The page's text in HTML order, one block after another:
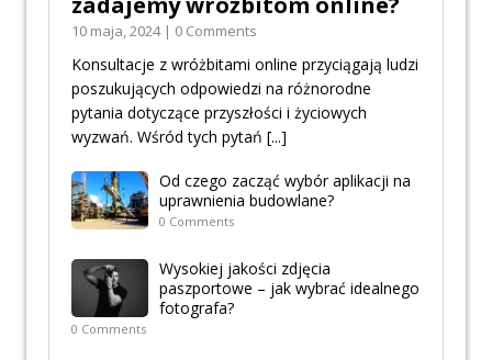
10 maja, 2024 | 0 Comments
Konsultacje z wróżbitami online przyciągają ludzi
poszukujących odpowiedzi na różnorodne
pytania dotyczące przyszłości i życiowych
wyzwań. Wśród tych pytań [...]
Od czego zacząć wybór aplikacji na
uprawnienia budowlane?
0 Comments
Wysokiej jakości zdjęcia
paszportowe – jak wybrać idealnego
fotografa?
0 Comments